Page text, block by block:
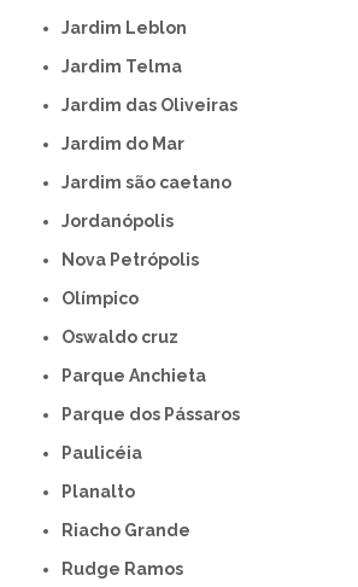
Jardim Leblon
Jardim Telma
Jardim das Oliveiras
Jardim do Mar
Jardim são caetano
Jordanópolis
Nova Petrópolis
Olímpico
Oswaldo cruz
Parque Anchieta
Parque dos Pássaros
Paulicéia
Planalto
Riacho Grande
Rudge Ramos